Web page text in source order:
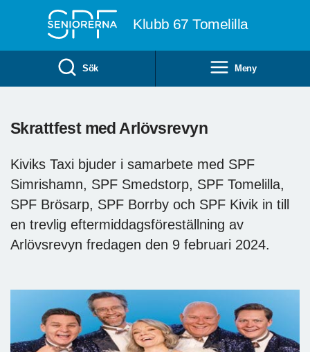
Klubb 67 Tomelilla
Sök Meny
Skrattfest med Arlövsrevyn
Kiviks Taxi bjuder i samarbete med SPF
Simrishamn, SPF Smedstorp, SPF Tomelilla,
SPF Brösarp, SPF Borrby och SPF Kivik in till
en trevlig eftermiddagsföreställning av
Arlövsrevyn fredagen den 9 februari 2024.